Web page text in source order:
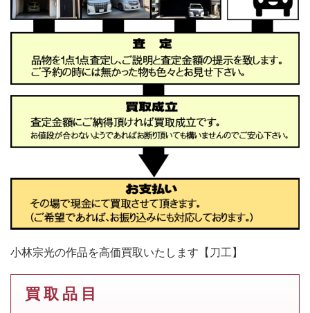
小林宗光の作品を高価買取いたします【刀工】
買 取 品 目